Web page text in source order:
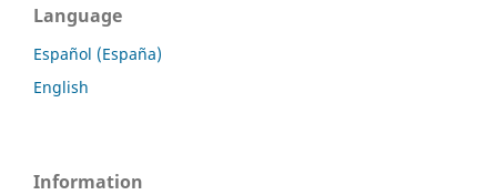
Language
Español (España)
English
Information